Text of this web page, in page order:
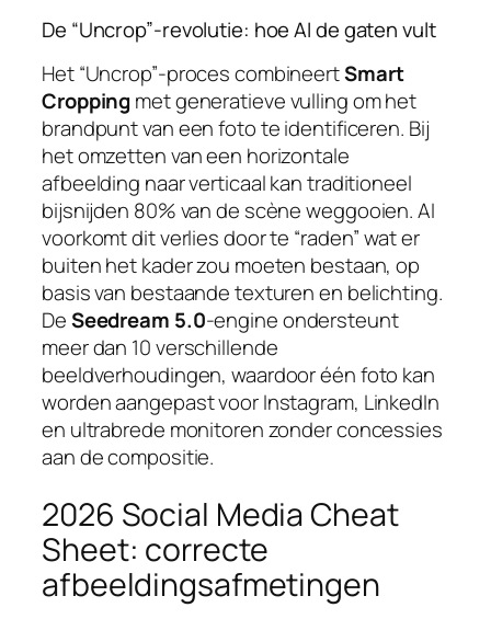
De “Uncrop”-revolutie: hoe AI de gaten vult
Het “Uncrop”-proces combineertSmart
Cropping met generatieve vulling om het
brandpunt van een foto te identificeren. Bij
het omzetten van een horizontale
afbeelding naar verticaal kan traditioneel
bijsnijden 80% van de scène weggooien. AI
voorkomt dit verlies door te “raden” wat er
buiten het kader zou moeten bestaan, op
basis van bestaande texturen en belichting.
DeSeedream 5.0-engine ondersteunt
meer dan 10 verschillende
beeldverhoudingen, waardoor één foto kan
worden aangepast voor Instagram, LinkedIn
en ultrabrede monitoren zonder concessies
aan de compositie.
2026 Social Media Cheat
Sheet: correcte
afbeeldingsafmetingen